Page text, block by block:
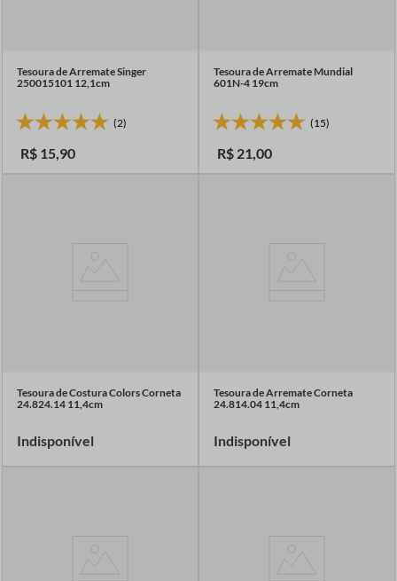
Tesoura de Arremate Singer
250015101 12,1cm
(2)
R$ 15,90
Tesoura de Arremate Mundial
601N-4 19cm
(15)
R$ 21,00
Tesoura de Costura Colors Corneta
24.824.14 11,4cm
Indisponível
Tesoura de Arremate Corneta
24.814.04 11,4cm
Indisponível